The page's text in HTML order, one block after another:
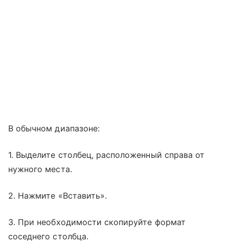
В обычном диапазоне:
1. Выделите столбец, расположенный справа от
нужного места.
2. Нажмите «Вставить».
3. При необходимости скопируйте формат
соседнего столбца.